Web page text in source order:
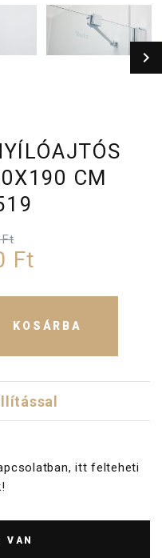
CM
Ft
Ft
KOSÁRBA
itt felteheti
VAN